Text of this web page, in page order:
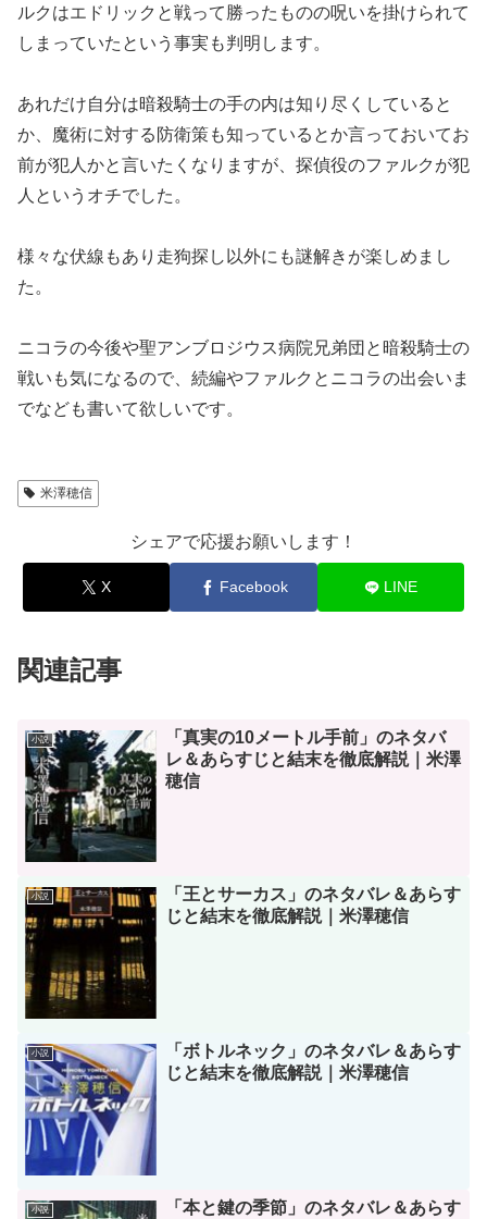
ルクはエドリックと戦って勝ったものの呪いを掛けられて
しまっていたという事実も判明します。
あれだけ自分は暗殺騎士の手の内は知り尽くしていると
か、魔術に対する防衛策も知っているとか言っておいてお
前が犯人かと言いたくなりますが、探偵役のファルクが犯
人というオチでした。
様々な伏線もあり走狗探し以外にも謎解きが楽しめまし
た。
ニコラの今後や聖アンブロジウス病院兄弟団と暗殺騎士の
戦いも気になるので、続編やファルクとニコラの出会いま
でなども書いて欲しいです。
米澤穂信
シェアで応援お願いします！
X Facebook LINE
関連記事
小説
「真実の10メートル手前」のネタバ
レ＆あらすじと結末を徹底解説｜米澤
穂信
小説
「王とサーカス」のネタバレ＆あらす
じと結末を徹底解説｜米澤穂信
小説
「ボトルネック」のネタバレ＆あらす
じと結末を徹底解説｜米澤穂信
小説 「本と鍵の季節」のネタバレ＆あらす